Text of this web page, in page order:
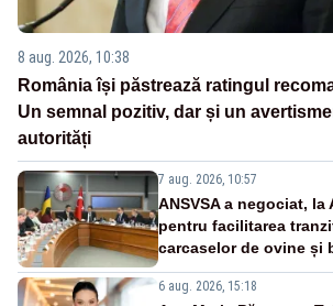
8 aug. 2026, 10:38
România își păstrează ratingul
Un semnal pozitiv, dar și un
autorități
7 aug. 2026, 10:57
ANSVSA a negociat, la
pentru facilitarea
carcaselor de ovine și
6 aug. 2026, 15:18